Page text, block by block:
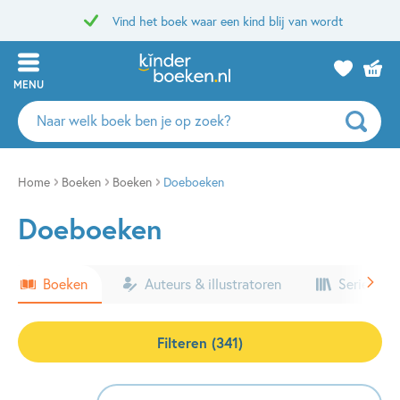
Vind het boek waar een kind blij van wordt
MENU
Zoeken
naar
auteurs
uitgevers
Home Boeken Boeken Doeboeken
Doeboeken
Boeken Auteurs & illustratoren Series &
Filteren (341)